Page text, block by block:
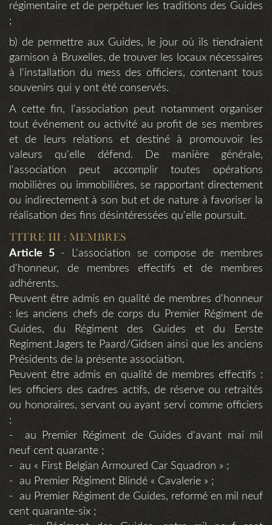
régimentaire et de perpétuer les traditions des Guides
;
b) de permettre aux Guides, le jour où ils tiendraient
garnison à Bruxelles, de trouver les locaux nécessaires
à l'installation du mess des officiers, contenant tous
souvenirs qui y ont été conservés.
A cette fin, l'association peut notamment organiser
tout événement ou activité au profit de ses membres
et de leurs relations et destiné à promouvoir les
valeurs qu'elle défend. De manière générale,
l'association peut accomplir toutes opérations
mobilières ou immobilières, se rapportant directement
ou indirectement à son but et de nature à favoriser la
réalisation des fins désintéressées qu'elle poursuit.
TITRE III : MEMBRES
Article 5- L'association se compose de membres
d'honneur, de membres effectifs et de membres
adhérents.
Peuvent être admis en qualité de membres d'honneur
: les anciens chefs de corps du Premier Régiment de
Guides, du Régiment des Guides et du Eerste
Regiment Jagers te Paard/Gidsen ainsi que les anciens
Présidents de la présente association.
Peuvent être admis en qualité de membres effectifs :
les officiers des cadres actifs, de réserve ou retraités
ou honoraires, servant ou ayant servi comme officiers
:
- au Premier Régiment de Guides d'avant mai mil
neuf cent quarante ;
- au « First Belgian Armoured Car Squadron » ;
- au Premier Régiment Blindé « Cavalerie » ;
- au Premier Régiment de Guides, reformé en mil neuf
cent quarante-six ;